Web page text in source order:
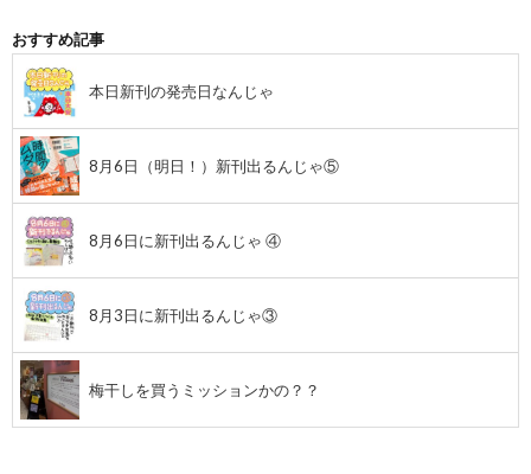
おすすめ記事
本日新刊の発売日なんじゃ
8月6日（明日！）新刊出るんじゃ⑤
8月6日に新刊出るんじゃ ④
8月3日に新刊出るんじゃ③
梅干しを買うミッションかの？？